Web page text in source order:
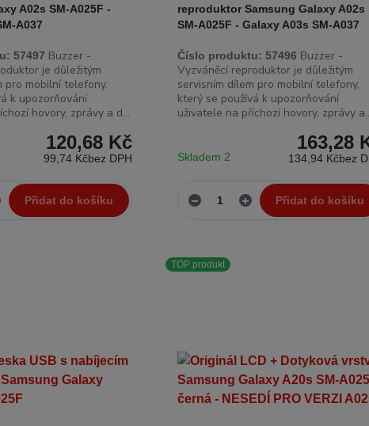
A02s SM-A025F -
A037
57497 Buzzer -
je důležitým
pro mobilní telefony,
k upozorňování
hovory, zprávy a d...
120,68 Kč
99,74 Kčbez DPH
Přidat do košíku
reproduktor Samsung Galaxy A02s
SM-A025F - Galaxy A03s SM-A037
Číslo produktu: 57496 Buzzer -
Vyzváněcí reproduktor je důležitým
servisním dílem pro mobilní telefony,
který se používá k upozorňování
uživatele na příchozí hovory, zprávy
163,28
134,94 Kčbez
Skladem 2
Přidat do košíku
TOP produkt